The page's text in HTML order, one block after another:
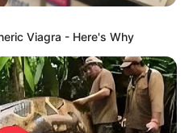
Viagra - Here's Why